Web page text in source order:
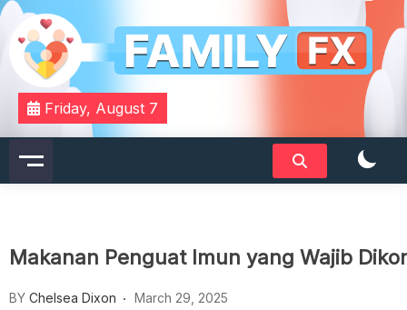
Skip
content
Familyfx
Your Daily Dose of Family Wisdom
Friday, August 7
Makanan Penguat Imun yang Wajib
BY Chelsea Dixon March 29, 2025